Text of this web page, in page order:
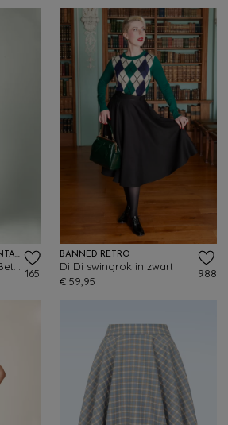
VINTAGE CHIC FOR TOPVINTAGE
165
BANNED RETRO
Di Di swingrok in zwart
€ 59,95
988